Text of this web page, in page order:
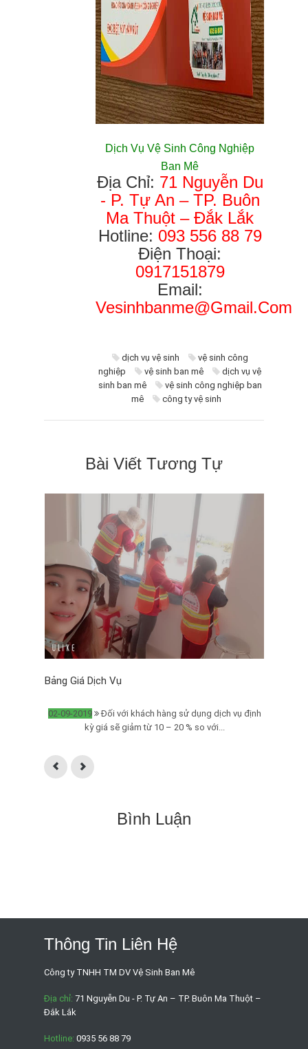
Dịch Vụ Vệ Sinh Công Nghiệp
Ban Mê
Địa Chỉ: 71 Nguyễn Du
- P. Tự An – TP. Buôn
Ma Thuột – Đắk Lắk
Hotline: 093 556 88 79
Điện Thoại:
0917151879
Email:
Vesinhbanme@gmail.com
dịch vụ vệ sinh
vệ sinh công
nghiệp
vệ sinh ban mê
dịch vụ vệ
sinh ban mê
vệ sinh công nghiệp ban
mê
công ty vệ sinh
Bài Viết Tương Tự
Bảng Giá Dịch Vụ
02-09-2019
Đối với khách hàng sử dụng dịch vụ định
kỳ giá sẽ giảm từ 10 – 20 % so với...
Bình Luận
Thông Tin Liên Hệ
Công ty TNHH TM DV Vệ Sinh Ban Mê
Địa chỉ: 71 Nguyễn Du - P. Tự An – TP. Buôn Ma Thuột –
Đắk Lắk
Hotline: 0935 56 88 79